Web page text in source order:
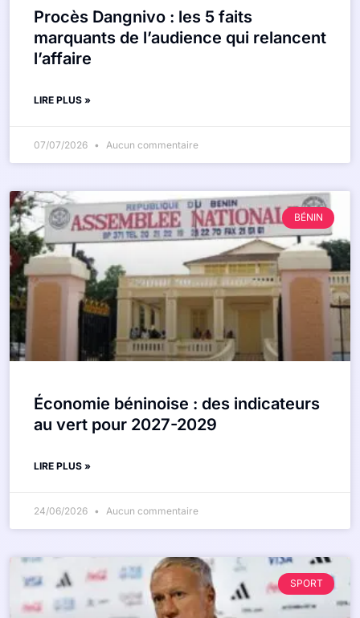
Procès Dangnivo : les 5 faits
marquants de l’audience qui relancent
l’affaire
LIRE PLUS »
07/07/2026 Aucun commentaire
BÉNIN
Économie béninoise : des indicateurs
au vert pour 2027-2029
LIRE PLUS »
24/06/2026 Aucun commentaire
SPORT